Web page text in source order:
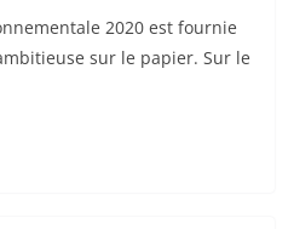
2020 est fournie
sur le papier. Sur le